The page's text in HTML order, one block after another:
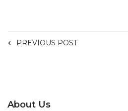
PREVIOUS POST
About Us